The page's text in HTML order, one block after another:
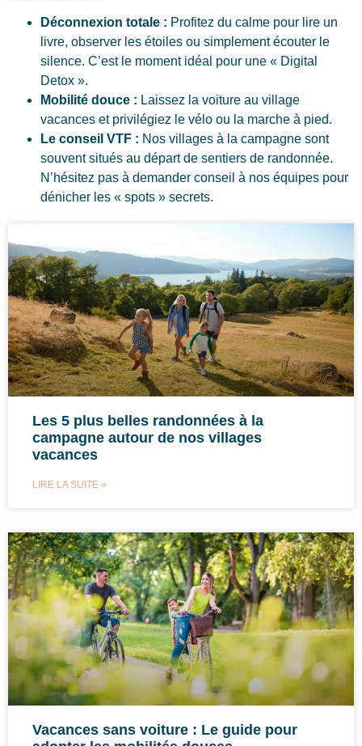
Déconnexion totale : Profitez du calme pour lire un
livre, observer les étoiles ou simplement écouter le
silence. C’est le moment idéal pour une « Digital
Detox ».
Mobilité douce : Laissez la voiture au village
vacances et privilégiez le vélo ou la marche à pied.
Le conseil VTF : Nos villages à la campagne sont
souvent situés au départ de sentiers de randonnée.
N’hésitez pas à demander conseil à nos équipes pour
dénicher les « spots » secrets.
Les 5 plus belles randonnées à la
campagne autour de nos villages
vacances
LIRE LA SUITE »
Vacances sans voiture : Le guide pour